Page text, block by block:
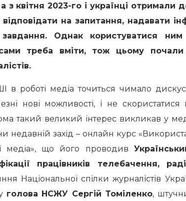
з квітня 2023-го і українці отримали
на запитання, надавати
завдання. Однак користуватися
треба вміти, тож цьому почали
в роботі медіа точиться чимало
нові можливості, і не
такий великий інтерес викликав у
недавній захід – онлайн курс
медіа», що його проводив
працівників телебачення,
Національної спілки журналістів
голова НСЖУ Сергій Томіленко,